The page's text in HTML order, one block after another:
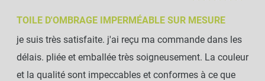
TOILE D'OMBRAGE IMPERMÉABLE SUR MESURE
je suis très satisfaite. j'ai reçu ma commande dans les
délais. pliée et emballée très soigneusement. La couleur
et la qualité sont impeccables et conformes à ce que